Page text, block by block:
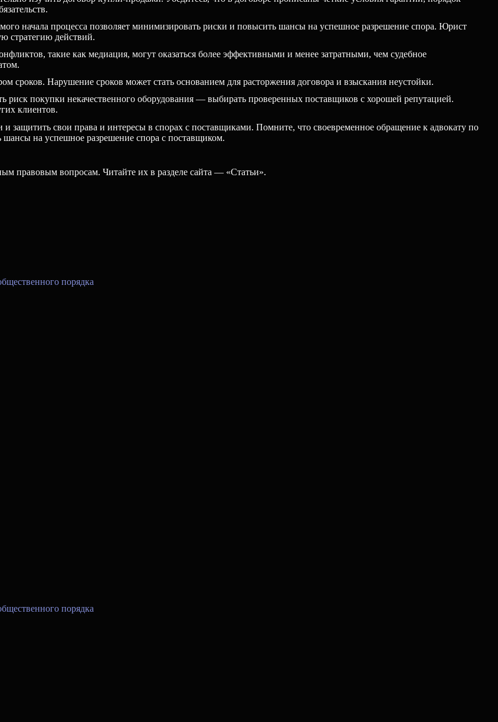
начала процесса позволяет минимизировать риски и повысить шансы на успешное разрешение спора. Юрист
стратегию действий.
такие как медиация, могут оказаться более эффективными и менее затратными, чем судебное
сроков. Нарушение сроков может стать основанием для расторжения договора и взыскания неустойки.
покупки некачественного оборудования — выбирать проверенных поставщиков с хорошей репутацией.
клиентов.
защитить свои права и интересы в спорах с поставщиками. Помните, что своевременное обращение к адвокату по
на успешное разрешение спора с поставщиком.
правовым вопросам. Читайте их в разделе сайта — «Статьи».
порядка
порядка